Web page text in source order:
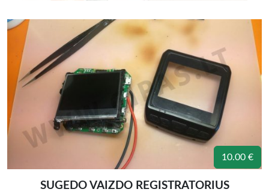
10.00 €
SUGEDO VAIZDO REGISTRATORIUS